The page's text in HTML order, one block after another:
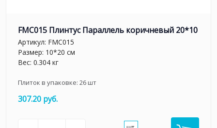
FMC015 Плинтус Параллель коричневый 20*10
Артикул: FMC015
Размер: 10*20 см
Вес: 0.304 кг
Плиток в упаковке: 26шт
307.20 руб.